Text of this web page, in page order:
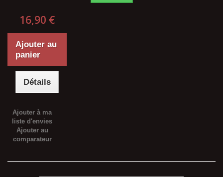
16,90 €
Ajouter au
panier
Détails
Ajouter à ma
liste d'envies
Ajouter au
comparateur